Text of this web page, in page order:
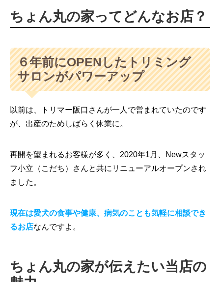
ちょん丸の家ってどんなお店？
６年前にOPENしたトリミング
サロンがパワーアップ
以前は、トリマー阪口さんが一人で営まれていたのです
が、出産のためしばらく休業に。
再開を望まれるお客様が多く、2020年1月、Newスタッ
フ小立（こだち）さんと共にリニューアルオープンされ
ました。
現在は愛犬の食事や健康、病気のことも気軽に相談でき
るお店なんですよ。
ちょん丸の家が伝えたい当店の